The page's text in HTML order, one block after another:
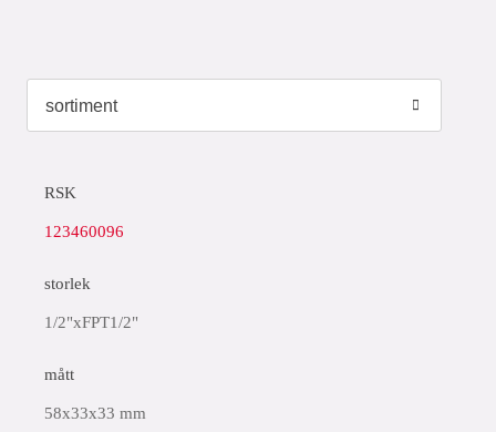
RSK
123460096
storlek
1/2"xFPT1/2"
mått
58x33x33 mm